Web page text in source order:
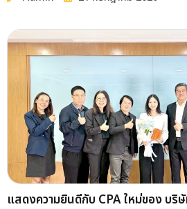
บริษัทสอบบัญชีธรรมนิติ อบรมภายใน
Admin 03 สิงหาคม 2026